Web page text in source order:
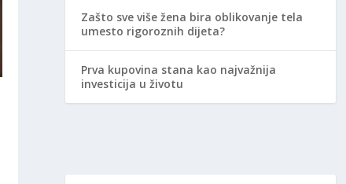
Zašto sve više žena bira oblikovanje tela
umesto rigoroznih dijeta?
Prva kupovina stana kao najvažnija
investicija u životu